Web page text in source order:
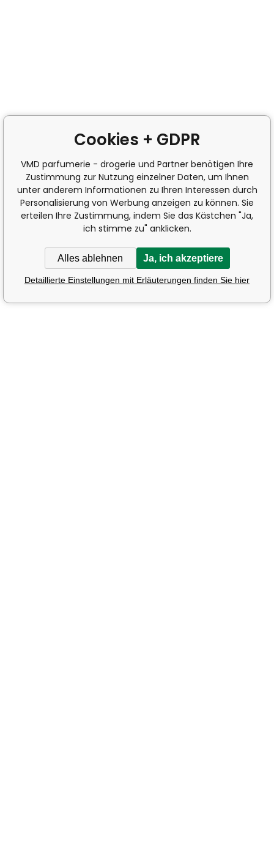
Cookies + GDPR
VMD parfumerie - drogerie und Partner benötigen Ihre
Zustimmung zur Nutzung einzelner Daten, um Ihnen
unter anderem Informationen zu Ihren Interessen durch
Personalisierung von Werbung anzeigen zu können. Sie
erteilen Ihre Zustimmung, indem Sie das Kästchen "Ja,
ich stimme zu" anklicken.
Alles ablehnen Ja, ich akzeptiere
Detaillierte Einstellungen mit Erläuterungen finden Sie hier